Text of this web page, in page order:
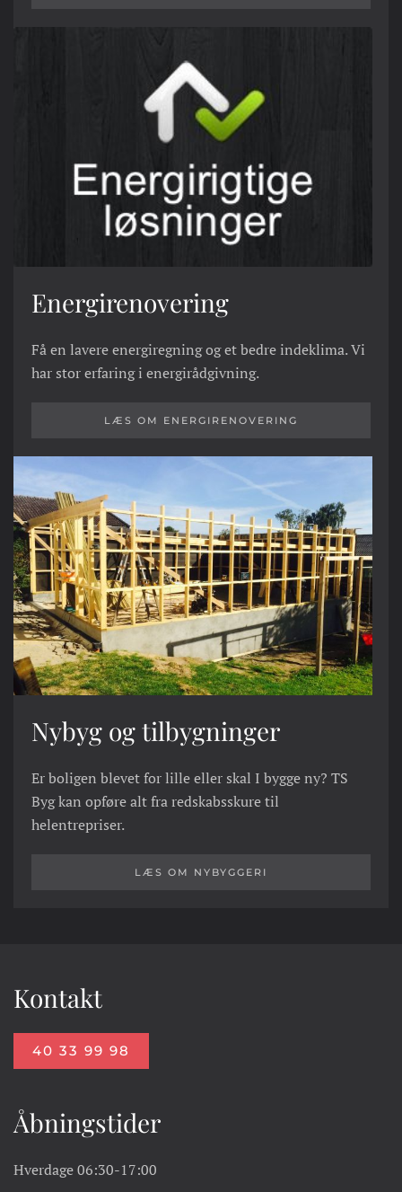
Energirenovering
Få en lavere energiregning og et bedre indeklima. Vi
har stor erfaring i energirådgivning.
LÆS OM ENERGIRENOVERING
Nybyg og tilbygninger
Er boligen blevet for lille eller skal I bygge ny? TS
Byg kan opføre alt fra redskabsskure til
helentrepriser.
LÆS OM NYBYGGERI
Kontakt
40 33 99 98
Åbningstider
Hverdage06:30-17:00